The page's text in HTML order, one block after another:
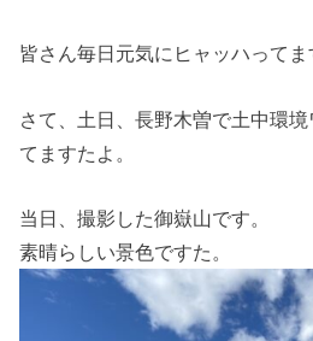
皆さん毎日元気にヒャッハってま
さて、土日、長野木曽で土中環
てますたよ。
当日、撮影した御嶽山です。
素晴らしい景色ですた。